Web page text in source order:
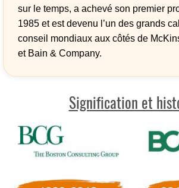
sur le temps, a achevé son premier
1985 et est devenu l’un des grands
conseil mondiaux aux côtés de
et Bain & Company.
Signification et